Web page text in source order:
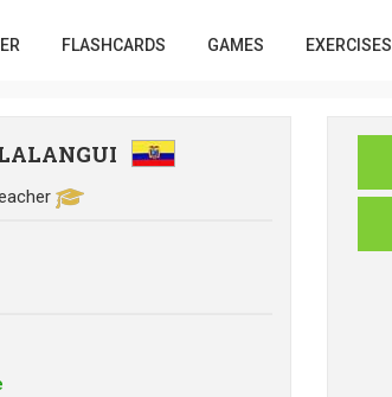
FLASHCARDS GAMES EXERCISES